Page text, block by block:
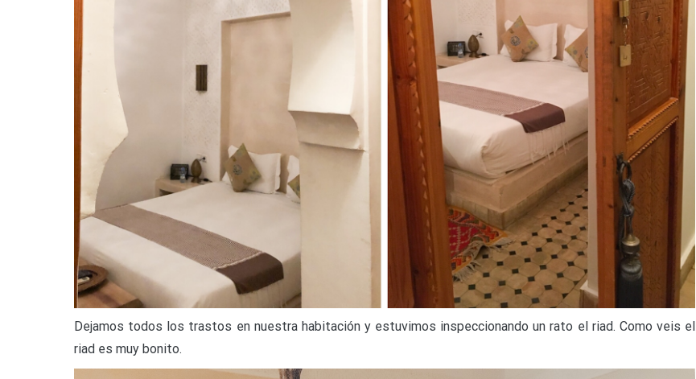
Dejamos todos los trastos en nuestra habitación y estuvimos inspeccionando un rato el riad. Como veis el
riad es muy bonito.